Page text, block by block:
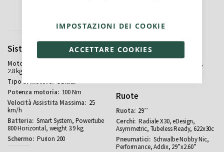
ACCETTARE COOKIES
IMPOSTAZIONI DEI COOKIE
Sistema Elettrico
2.8 kg
Central
100 Nm
25
km/h
Smart System, Powertube
800 Horizontal, weight 3.9 kg
Purion 200
Freni
Magura MT5, Four piston,
Ruote
29’’
Radiale X30, eDesign,
Asymmetric, Tubeless Ready, 622x30c
Schwalbe Nobby Nic,
Performance, Addix, 29”x2.60”